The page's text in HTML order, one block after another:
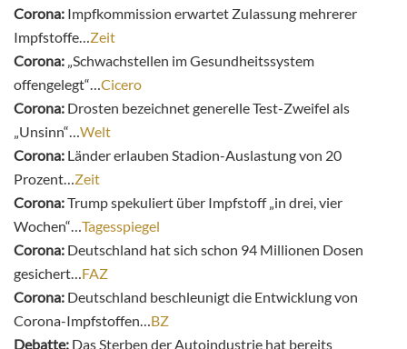
Corona: Impfkommission erwartet Zulassung mehrerer
Impfstoffe…Zeit
Corona: „Schwachstellen im Gesundheitssystem
offengelegt“…Cicero
Corona: Drosten bezeichnet generelle Test-Zweifel als
„Unsinn“…Welt
Corona: Länder erlauben Stadion-Auslastung von 20
Prozent…Zeit
Corona:Trump spekuliert über Impfstoff „in drei, vier
Wochen“…Tagesspiegel
Corona: Deutschland hat sich schon 94 Millionen Dosen
gesichert…FAZ
Corona: Deutschland beschleunigt die Entwicklung von
Corona-Impfstoffen…BZ
Debatte: Das Sterben der Autoindustrie hat bereits